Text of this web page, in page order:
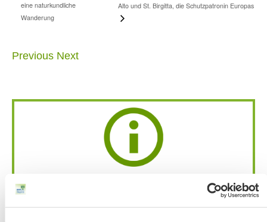
eine naturkundliche
Wanderung
Alto und St. Birgitta, die Schutzpatronin Europas
Previous Next
Änderungen
unter 51 56 76-33 jeweils ab
Donnerstag vor der Veranstaltung.